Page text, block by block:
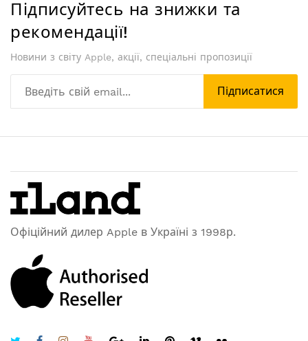
Підписуйтесь на знижки та
рекомендації!
Новини з світу Apple, акції, спеціальні пропозиції
Підписатися
Офіційний дилер Apple в Україні з 1998р.